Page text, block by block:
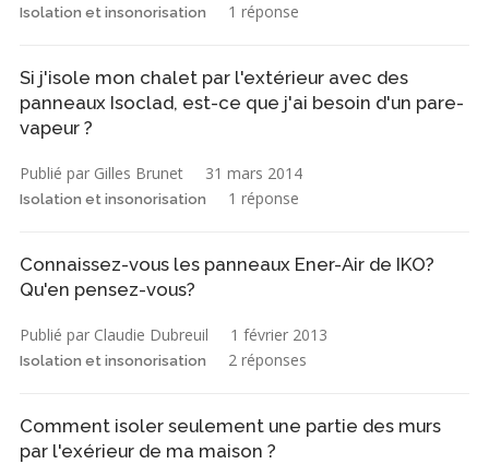
Isolation et insonorisation 1 réponse
Si j'isole mon chalet par l'extérieur avec des
panneaux Isoclad, est-ce que j'ai besoin d'un pare-
vapeur ?
Publié par Gilles Brunet 31 mars 2014
Isolation et insonorisation 1 réponse
Connaissez-vous les panneaux Ener-Air de IKO?
Qu'en pensez-vous?
Publié par Claudie Dubreuil 1 février 2013
Isolation et insonorisation 2 réponses
Comment isoler seulement une partie des murs
par l'exérieur de ma maison ?